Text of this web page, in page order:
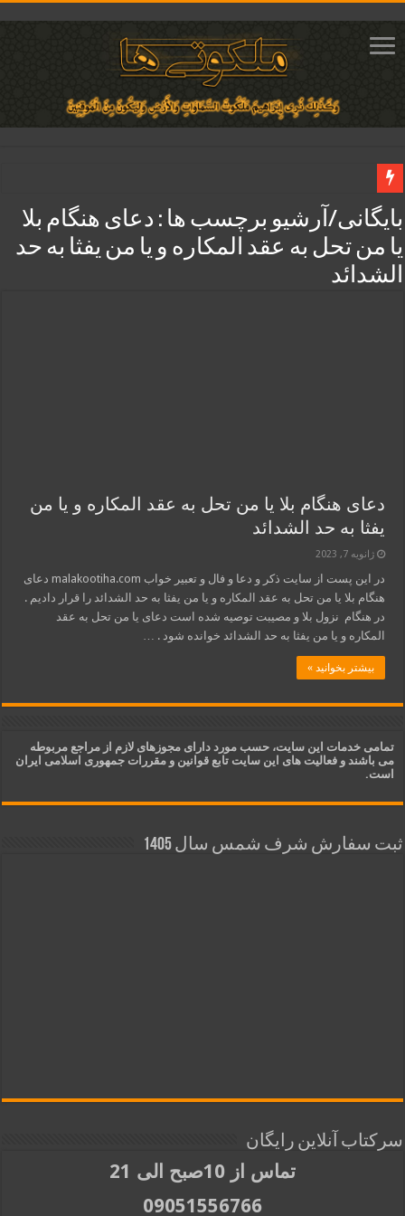
دعای مجرب برای فروش سریع کالا و رونق فروش مغازه | متن آیات، روش انجام و
دعای ایجاد عشق و محبت آتشین در قلب معشوق | متن دعا، روش خواندن
ختم آیات ۲ و ۳ سوره طلاق برای افزایش رزق و روزی | روش ختم، متن آیات و فضیلت
بایگانی/آرشیو برچسب ها : دعای هنگام بلا
یا من تحل به عقد المکاره و یا من یفثا به حد
الشدائد
دعای هنگام بلا یا من تحل به عقد المکاره و یا من
یفثا به حد الشدائد
ژانویه 7, 2023
در این پست از سایت ذکر و دعا و فال و تعبیر خواب malakootiha.com دعای
هنگام بلا یا من تحل به عقد المکاره و یا من یفثا به حد الشدائد را قرار دادیم .
در هنگام نزول بلا و مصیبت توصیه شده است دعای یا من تحل به عقد
المکاره و یا من یفثا به حد الشدائد خوانده شود . …
بیشتر بخوانید »
تمامی خدمات این سایت، حسب مورد دارای مجوزهای لازم از مراجع مربوطه
می باشند و فعالیت های این سایت تابع قوانین و مقررات جمهوری اسلامی ایران
است.
ثبت سفارش شرف شمس سال 1405
سرکتاب آنلاین رایگان
تماس از 10صبح الی 21
09051556766